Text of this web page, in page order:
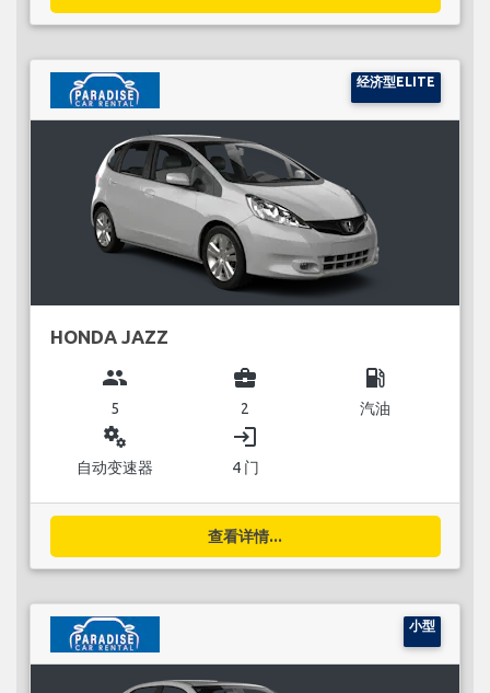
经济型ELITE
HONDA JAZZ
group
5
business_center
2
local_gas_station
汽油
miscellaneous_services
自动变速器
login
4 门
查看详情...
小型